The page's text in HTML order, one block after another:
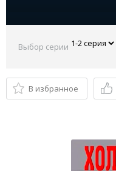
Выбор серии
В избранное